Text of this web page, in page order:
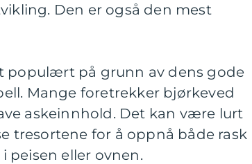
Den er også den mest
populært på grunn av dens gode
Mange foretrekker bjørkeved
askeinnhold. Det kan være lurt
tresortene for å oppnå både rask
eller ovnen.